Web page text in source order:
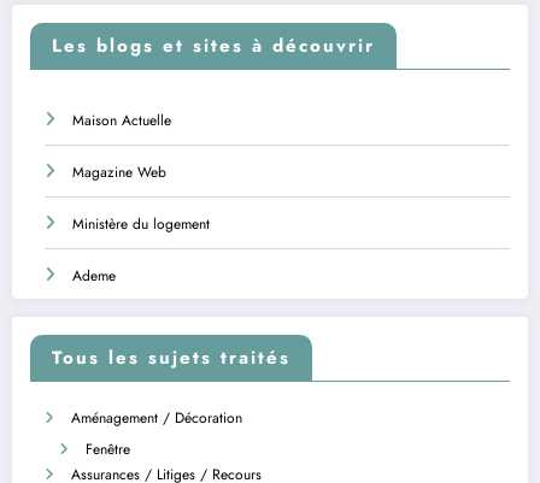
Les blogs et sites à découvrir
Maison Actuelle
Magazine Web
Ministère du logement
Ademe
Tous les sujets traités
Aménagement / Décoration
Fenêtre
Assurances / Litiges / Recours